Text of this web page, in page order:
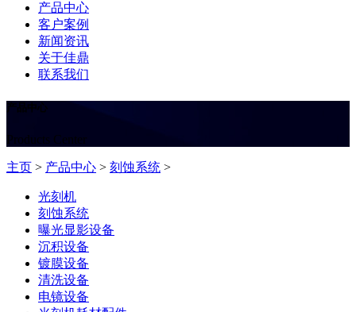
产品中心
客户案例
新闻资讯
关于佳鼎
联系我们
产品中心
Products Center
主页 > 产品中心 > 刻蚀系统 >
光刻机
刻蚀系统
曝光显影设备
沉积设备
镀膜设备
清洗设备
电镜设备